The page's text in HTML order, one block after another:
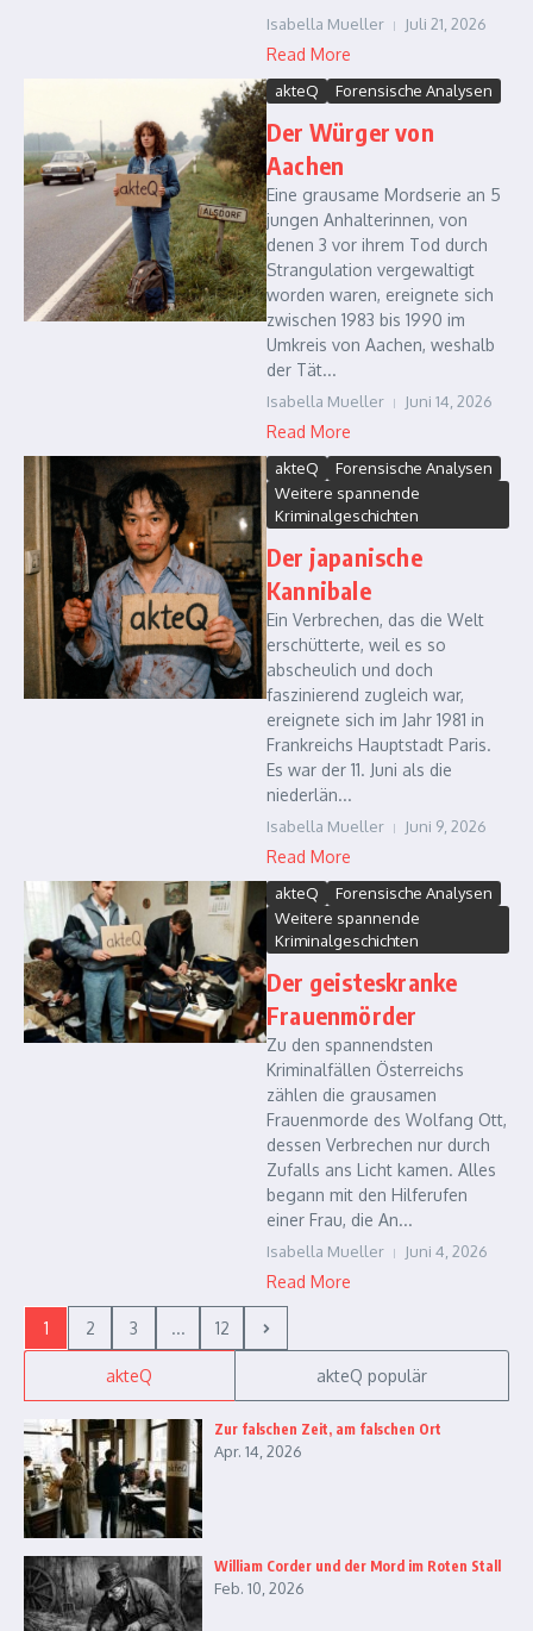
Isabella Mueller Juli 21, 2026
Read More
akteQ Forensische Analysen
Der Würger von
Aachen
Eine grausame Mordserie an 5
jungen Anhalterinnen, von
denen 3 vor ihrem Tod durch
Strangulation vergewaltigt
worden waren, ereignete sich
zwischen 1983 bis 1990 im
Umkreis von Aachen, weshalb
der Tät...
Isabella Mueller Juni 14, 2026
Read More
akteQ
Forensische Analysen
Weitere spannende
Kriminalgeschichten
Der japanische
Kannibale
Ein Verbrechen, das die Welt
erschütterte, weil es so
abscheulich und doch
faszinierend zugleich war,
ereignete sich im Jahr 1981 in
Frankreichs Hauptstadt Paris.
Es war der 11. Juni als die
niederlän...
Isabella Mueller Juni 9, 2026
Read More
akteQ
Forensische Analysen
Weitere spannende
Kriminalgeschichten
Der geisteskranke
Frauenmörder
Zu den spannendsten
Kriminalfällen Österreichs
zählen die grausamen
Frauenmorde des Wolfang Ott,
dessen Verbrechen nur durch
Zufalls ans Licht kamen. Alles
begann mit den Hilferufen
einer Frau, die An...
Isabella Mueller Juni 4, 2026
Read More
1 2 3 ... 12
akteQ akteQ populär
Zur falschen Zeit, am falschen Ort
Apr. 14, 2026
William Corder und der Mord im Roten Stall
Feb. 10, 2026